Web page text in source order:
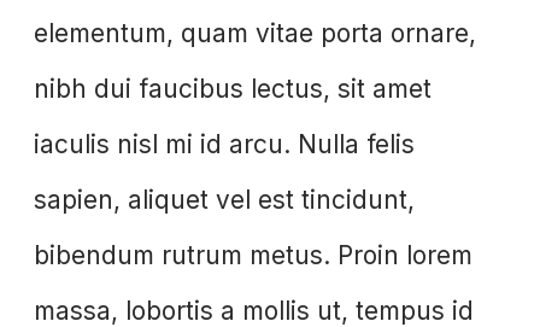
elementum, quam vitae porta ornare,
nibh dui faucibus lectus, sit amet
iaculis nisl mi id arcu. Nulla felis
sapien, aliquet vel est tincidunt,
bibendum rutrum metus. Proin lorem
massa, lobortis a mollis ut, tempus id